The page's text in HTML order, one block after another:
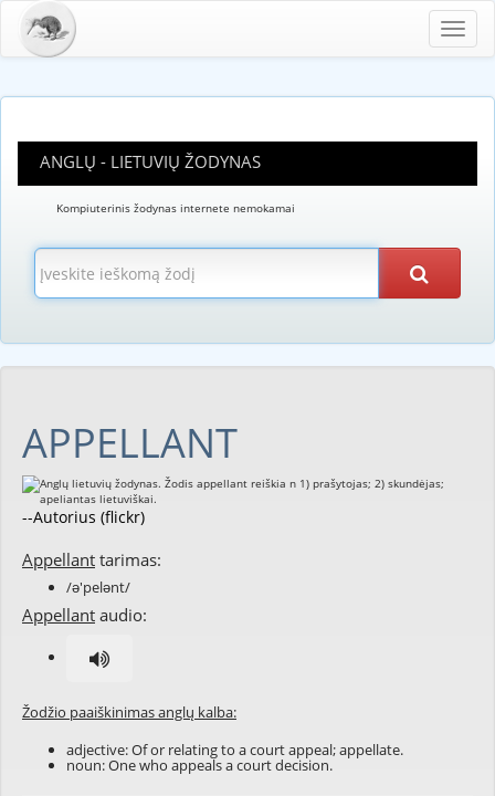
ANGLŲ - LIETUVIŲ ŽODYNAS
Kompiuterinis žodynas internete nemokamai
APPELLANT
--Autorius (flickr)
Appellant tarimas:
/ə'pelənt/
Appellant audio:
Žodžio paaiškinimas anglų kalba:
adjective: Of or relating to a court appeal; appellate.
noun: One who appeals a court decision.